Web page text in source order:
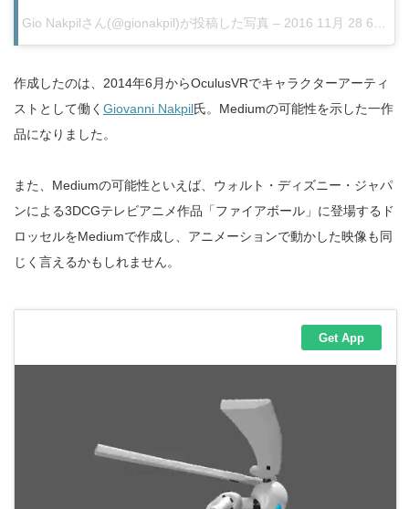
Gio Nakpilさん(@gionakpil)が投稿した写真 – 2016 11月 28 6:59午後 PST
作成したのは、2014年6月からOculusVRでキャラクターアーティ
ストとして働く Giovanni Nakpil氏。Mediumの可能性を示した一作
品になりました。
また、Mediumの可能性といえば、ウォルト・ディズニー・ジャパ
ンによる3DCGテレビアニメ作品「ファイアボール」に登場するド
ロッセルをMediumで作成し、アニメーションで動かした映像も同
じく言えるかもしれません。